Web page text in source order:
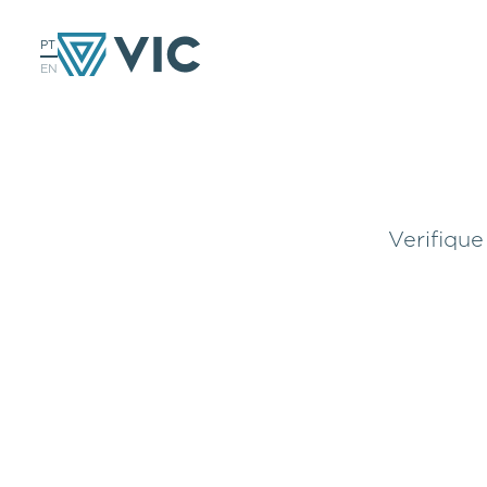
PT
EN